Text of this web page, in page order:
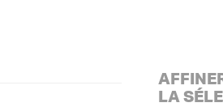
LA